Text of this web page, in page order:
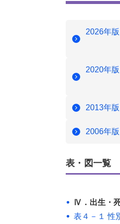
2026年版
2020年版
2013年版
2006年版
表・図一覧
Ⅳ．出生・
表４－１ 性